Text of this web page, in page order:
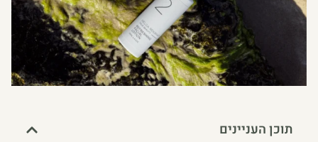
תוכן העניינים